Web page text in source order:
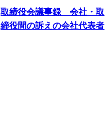
取締役会議事録 会社・取
締役間の訴えの会社代表者